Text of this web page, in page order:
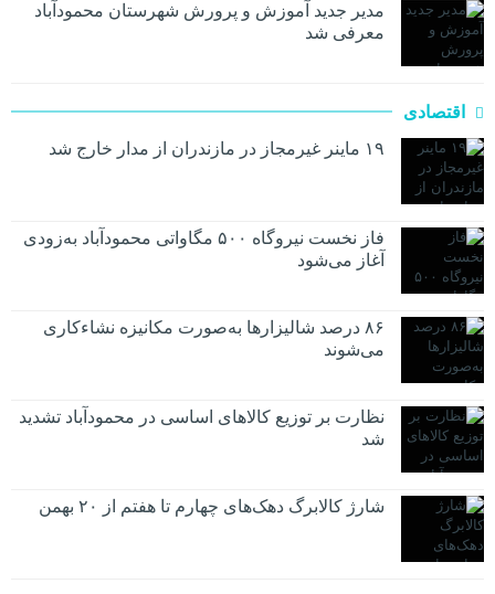
مدیر جدید آموزش و پرورش شهرستان محمودآباد
معرفی شد
اقتصادی
۱۹ ماینر غیرمجاز در مازندران از مدار خارج شد
فاز نخست نیروگاه ۵۰۰ مگاواتی محمودآباد به‌زودی
آغاز می‌شود
۸۶ درصد شالیزارها به‌صورت مکانیزه نشاءکاری
می‌شوند
نظارت بر توزیع کالا‌های اساسی در محمودآباد تشدید
شد
شارژ کالابرگ دهک‌های چهارم تا هفتم از ۲۰ بهمن